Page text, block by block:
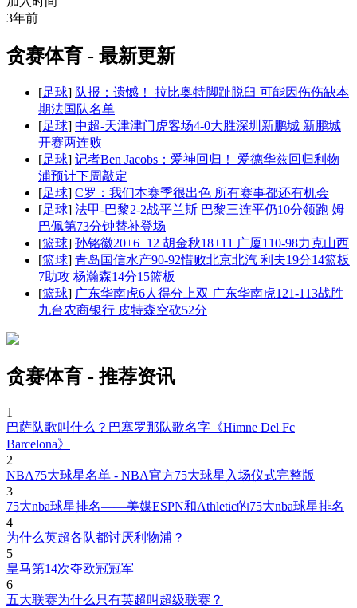
3年前
贪赛体育 - 最新更新
[足球] 队报：遗憾！ 拉比奥特脚趾脱臼 可能因伤伤缺本
期法国队名单
[足球] 中超-天津津门虎客场4-0大胜深圳新鹏城 新鹏城
开赛两连败
[足球] 记者Ben Jacobs：爱神回归！ 爱德华兹回归利物
浦预计下周敲定
[足球] C罗：我们本赛季很出色 所有赛事都还有机会
[足球] 法甲-巴黎2-2战平兰斯 巴黎三连平仍10分领跑 姆
巴佩第73分钟替补登场
[篮球] 孙铭徽20+6+12 胡金秋18+11 广厦110-98力克山西
[篮球] 青岛国信水产90-92惜败北京北汽 利夫19分14篮板
7助攻 杨瀚森14分15篮板
[篮球] 广东华南虎6人得分上双 广东华南虎121-113战胜
九台农商银行 皮特森空砍52分
贪赛体育 - 推荐资讯
1
巴萨队歌叫什么？巴塞罗那队歌名字《Himne Del Fc
Barcelona》
2
NBA75大球星名单 - NBA官方75大球星入场仪式完整版
3
75大nba球星排名——美媒ESPN和Athletic的75大nba球星排名
4
为什么英超各队都讨厌利物浦？
5
皇马第14次夺欧冠冠军
6
五大联赛为什么只有英超叫超级联赛？